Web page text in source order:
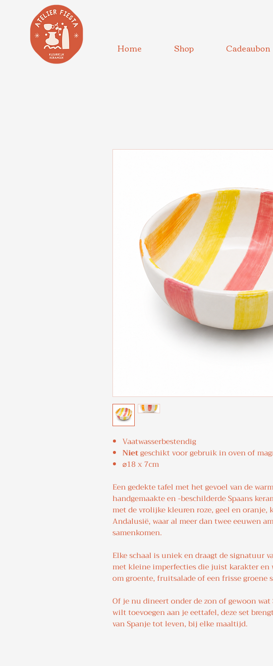
Home
Shop Cadeaubon
Vaatwasserbestendig
Nietgeschikt voor gebruik in oven of
⌀18 x 7cm
Een gedekte tafel met het gevoel van de
handgemaakte en -beschilderde Spaans
met de vrolijke kleuren roze, geel en oranje,
Andalusië, waar al meer dan twee eeuwen
samenkomen.
Elke schaal is uniek en draagt de signatuur
met kleine imperfecties die juist karakter en
om groente, fruitsalade of een frisse groene
Of je nu dineert onder de zon of gewoon wat
wilt toevoegen aan je eettafel, deze set
van Spanje tot leven, bij elke maaltijd.